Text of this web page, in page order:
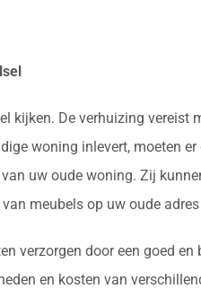
kijken. De verhuizing vereist
woning inlevert, moeten
uw oude woning. Zij
meubels op uw oude
verzorgen door een goed
en kosten van